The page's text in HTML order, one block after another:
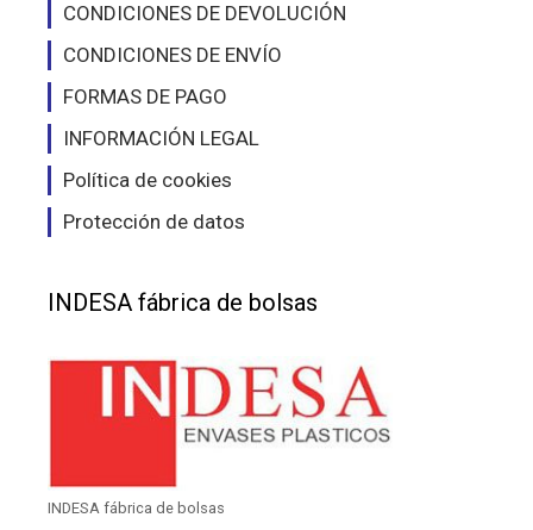
CONDICIONES DE DEVOLUCIÓN
CONDICIONES DE ENVÍO
FORMAS DE PAGO
INFORMACIÓN LEGAL
Política de cookies
Protección de datos
INDESA fábrica de bolsas
INDESA fábrica de bolsas